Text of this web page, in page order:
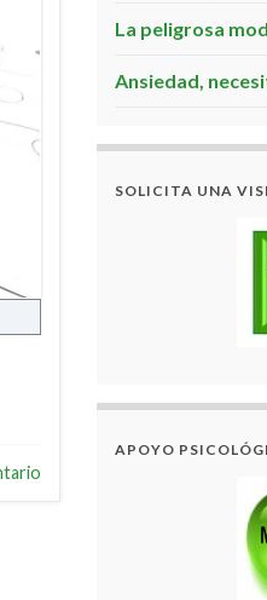
La peligrosa
Ansiedad,
SOLICITA UNA
APOYO